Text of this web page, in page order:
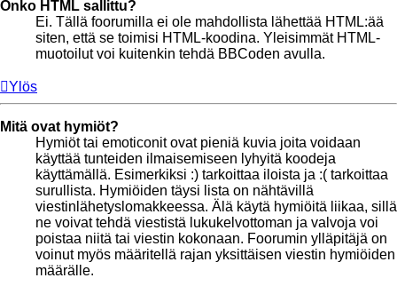
Onko HTML sallittu?
Ei. Tällä foorumilla ei ole mahdollista lähettää HTML:ää
siten, että se toimisi HTML-koodina. Yleisimmät HTML-
muotoilut voi kuitenkin tehdä BBCoden avulla.
Ylös
Mitä ovat hymiöt?
Hymiöt tai emoticonit ovat pieniä kuvia joita voidaan
käyttää tunteiden ilmaisemiseen lyhyitä koodeja
käyttämällä. Esimerkiksi :) tarkoittaa iloista ja :( tarkoittaa
surullista. Hymiöiden täysi lista on nähtävillä
viestinlähetyslomakkeessa. Älä käytä hymiöitä liikaa, sillä
ne voivat tehdä viestistä lukukelvottoman ja valvoja voi
poistaa niitä tai viestin kokonaan. Foorumin ylläpitäjä on
voinut myös määritellä rajan yksittäisen viestin hymiöiden
määrälle.